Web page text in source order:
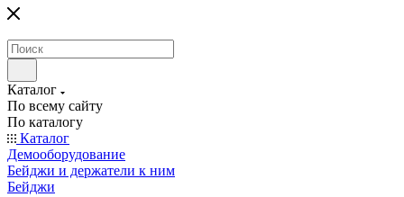
Каталог
По всему сайту
По каталогу
Каталог
Демооборудование
Бейджи и держатели к ним
Бейджи